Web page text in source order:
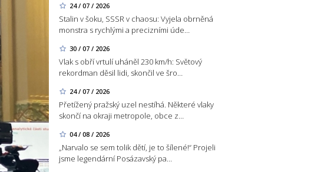
24 / 07 / 2026
Stalin v šoku, SSSR v chaosu: Vyjela obrněná
monstra s rychlými a precizními úde…
30 / 07 / 2026
Vlak s obří vrtulí uháněl 230 km/h: Světový
rekordman děsil lidi, skončil ve šro…
24 / 07 / 2026
Přetížený pražský uzel nestíhá. Některé vlaky
skončí na okraji metropole, obce z…
04 / 08 / 2026
„Narvalo se sem tolik dětí, je to šílené!“ Projeli
jsme legendární Posázavský pa…